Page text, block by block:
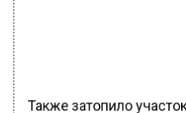
Также затопило